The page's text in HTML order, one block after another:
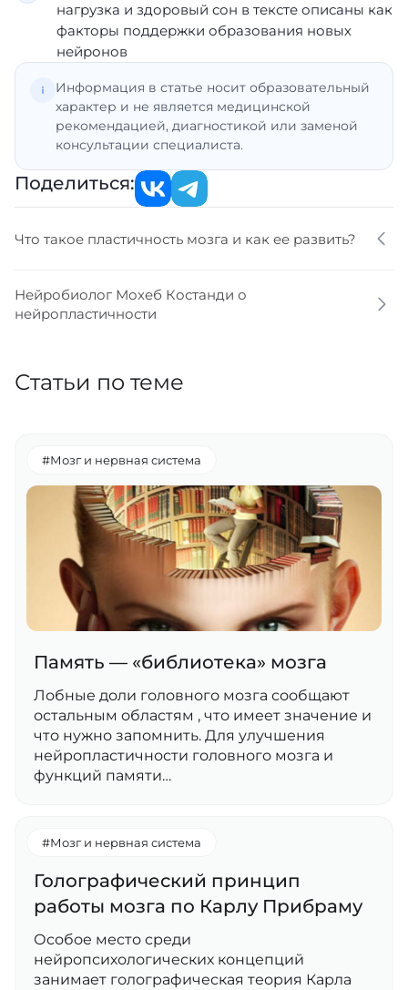
нагрузка и здоровый сон в тексте описаны как
факторы поддержки образования новых
нейронов
Информация в статье носит образовательный
характер и не является медицинской
рекомендацией, диагностикой или заменой
консультации специалиста.
Поделиться:
Что такое пластичность мозга и как ее развить?
Нейробиолог Мохеб Костанди о
нейропластичности
Статьи по теме
#Мозг и нервная система
Память — «библиотека» мозга
Лобные доли головного мозга сообщают
остальным областям , что имеет значение и
что нужно запомнить. Для улучшения
нейропластичности головного мозга и
функций памяти…
#Мозг и нервная система
Голографический принцип
работы мозга по Карлу Прибраму
Особое место среди
нейропсихологических концепций
занимает голографическая теория Карла